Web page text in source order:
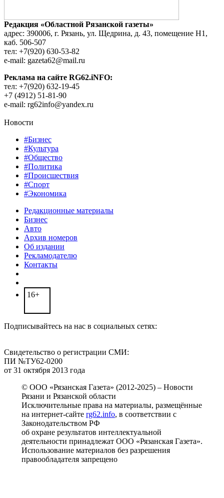
Редакция «Областной Рязанской газеты»
адрес: 390006, г. Рязань, ул. Щедрина, д. 43, помещение Н1,
каб. 506-507
тел: +7(920) 630-53-82
e-mail: gazeta62@mail.ru
Реклама на сайте RG62.iNFO:
тел: +7(920) 632-19-45
+7 (4912) 51-81-90
e-mail: rg62info@yandex.ru
Новости
#Бизнес
#Культура
#Общество
#Политика
#Происшествия
#Спорт
#Экономика
Редакционные материалы
Бизнес
Авто
Архив номеров
Об издании
Рекламодателю
Контакты
16+
Подписывайтесь на нас в социальных сетях:
Свидетельство о регистрации СМИ:
ПИ №ТУ62-0200
от 31 октября 2013 года
© ООО «Рязанская Газета» (2012-2025) – Новости
Рязани и Рязанской области
Исключительные права на материалы, размещённые
на интернет-сайте rg62.info, в соответствии с
Законодательством РФ
об охране результатов интеллектуальной
деятельности принадлежат ООО «Рязанская Газета».
Использование материалов без разрешения
правообладателя запрещено